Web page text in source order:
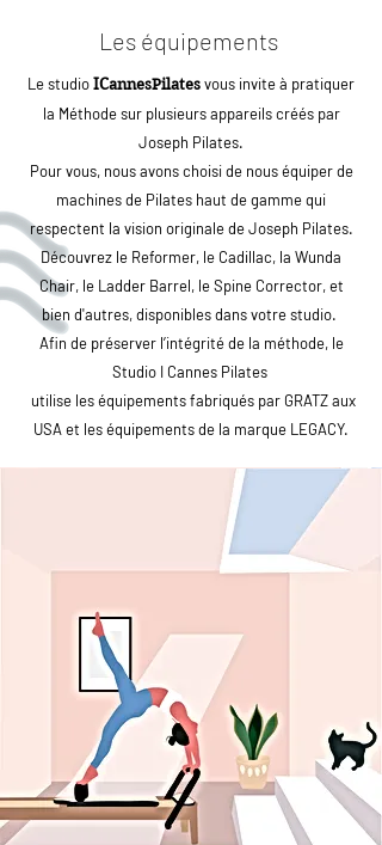
Les équipements
Le studio ICannesPilates vous invite à pratiquer
la Méthodesur plusieurs appareils créés par
Joseph Pilates.
Pour vous, nous avons choisi de nous équiper de
machines de Pilates haut de gamme qui
respectent la vision originale de Joseph Pilates.
Découvrez le Reformer, le Cadillac, la Wunda
Chair, le Ladder Barrel, le Spine Corrector, et
bien d'autres, disponibles dans votre studio.
Afin de préserver l’intégrité de la méthode, le
Studio I Cannes Pilates
utilise les équipements fabriqués par GRATZ aux
USA et les équipements de la marque LEGACY.